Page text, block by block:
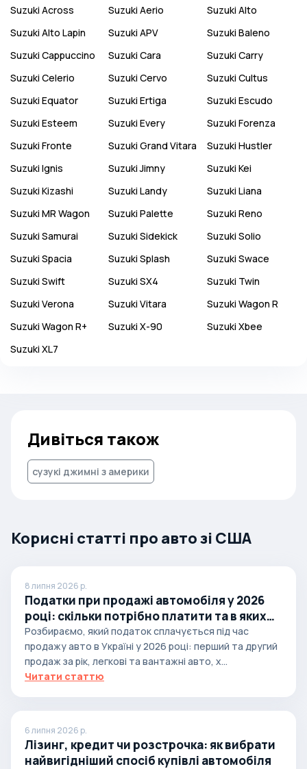
Suzuki Across Suzuki Aerio Suzuki Alto
Suzuki Alto Lapin Suzuki APV Suzuki Baleno
Suzuki Cappuccino Suzuki Cara Suzuki Carry
Suzuki Celerio Suzuki Cervo Suzuki Cultus
Suzuki Equator Suzuki Ertiga Suzuki Escudo
Suzuki Esteem Suzuki Every Suzuki Forenza
Suzuki Fronte Suzuki Grand Vitara Suzuki Hustler
Suzuki Ignis Suzuki Jimny Suzuki Kei
Suzuki Kizashi Suzuki Landy Suzuki Liana
Suzuki MR Wagon Suzuki Palette Suzuki Reno
Suzuki Samurai Suzuki Sidekick Suzuki Solio
Suzuki Spacia Suzuki Splash Suzuki Swace
Suzuki Swift Suzuki SX4 Suzuki Twin
Suzuki Verona Suzuki Vitara Suzuki Wagon R
Suzuki Wagon R+ Suzuki X-90 Suzuki Xbee
Suzuki XL7
Дивіться також
сузукі джимні з америки
Корисні статті про авто зі США
8 липня 2026 р.
Податки при продажі автомобіля у 2026
році: скільки потрібно платити та в яких
випадках
Розбираємо, який податок сплачується під час
продажу авто в Україні у 2026 році: перший та другий
продаж за рік, легкові та вантажні авто, х...
Читати статтю
6 липня 2026 р.
Лізинг, кредит чи розстрочка: як вибрати
найвигідніший спосіб купівлі автомобіля